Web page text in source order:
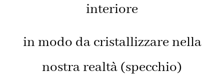
interiore
in modo da cristallizzare nella
nostra realtà (specchio)